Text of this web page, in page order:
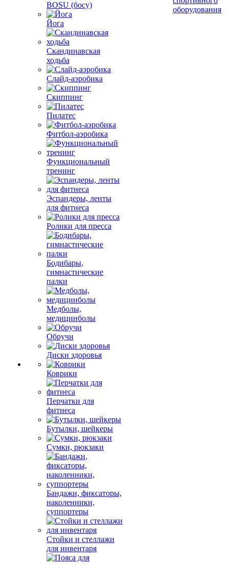
BOSU (босу)
Йога
Скандинавская
ходьба
Слайд-аэробика
Скиппинг
Пилатес
Фитбол-аэробика
Функциональный
тренинг
Эспандеры, ленты
для фитнеса
Ролики для пресса
Бодибары,
гимнастические
палки
Медболы,
медицинболы
Обручи
Диски здоровья
Коврики
Перчатки для
фитнеса
Бутылки, шейкеры
Сумки, рюкзаки
Бандажи, фиксаторы,
наколенники,
суппортеры
Стойки и стеллажи
для инвентаря
оборудования